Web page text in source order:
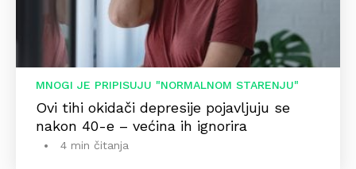
MNOGI JE PRIPISUJU "NORMALNOM STARENJU"
Ovi tihi okidači depresije pojavljuju se
nakon 40-e – većina ih ignorira
4 min čitanja